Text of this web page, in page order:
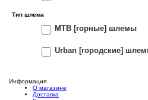
Тип шлема
MTB [горные] шлемы
Urban [городские]
Информация
О магазине
Доставка